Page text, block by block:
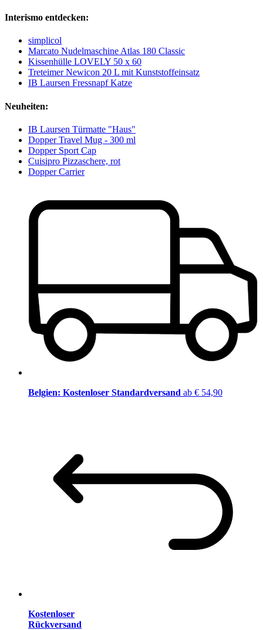
Interismo entdecken:
simplicol
Marcato Nudelmaschine Atlas 180 Classic
Kissenhülle LOVELY 50 x 60
Treteimer Newicon 20 L mit Kunststoffeinsatz
IB Laursen Fressnapf Katze
Neuheiten:
IB Laursen Türmatte "Haus"
Dopper Travel Mug - 300 ml
Dopper Sport Cap
Cuisipro Pizzaschere, rot
Dopper Carrier
Belgien: Kostenloser Standardversand ab € 54,90
Kostenloser
Rückversand